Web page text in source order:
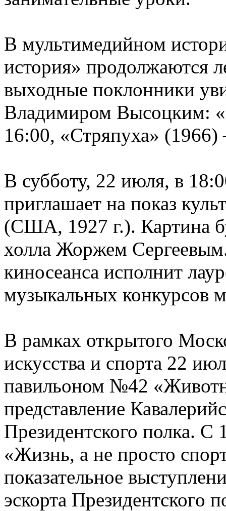
В мультимедийном
история» продолжаются
выходные поклонники
Владимиром Высоцким:
16:00, «Стряпуха»
В субботу, 22 июля, в
приглашает на показ
(США, 1927 г.). Картина
холла Жоржем
киносеанса исполнит
музыкальных конкурсов
В рамках открытого
искусства и спорта 22
павильоном №42
представление
Президентского полка.
«Жизнь, а не просто
показательное
эскорта Президентского